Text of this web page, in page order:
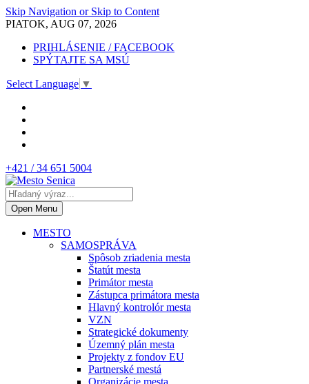
Skip Navigation or Skip to Content
PIATOK, AUG 07, 2026
PRIHLÁSENIE / FACEBOOK
SPÝTAJTE SA MSÚ
Select Language ▼
+421 / 34 651 5004
Open Menu
MESTO
SAMOSPRÁVA
Spôsob zriadenia mesta
Štatút mesta
Primátor mesta
Zástupca primátora mesta
Hlavný kontrolór mesta
VZN
Strategické dokumenty
Územný plán mesta
Projekty z fondov EU
Partnerské mestá